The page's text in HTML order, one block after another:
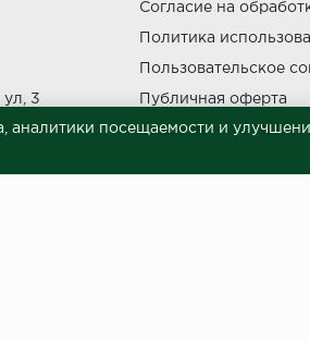
3
Согласие на
Политика
Пользовательское
Публичная оферта
Сведения о продавце
посещаемости и